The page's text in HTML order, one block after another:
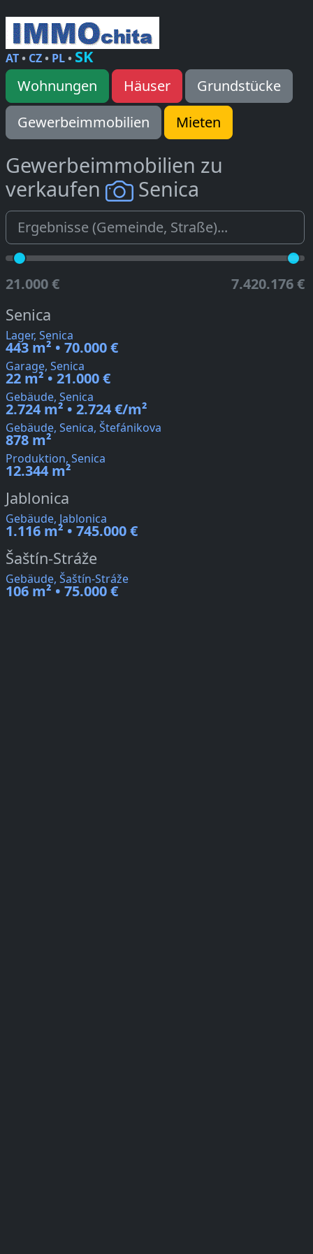
AT• CZ• PL• SK
Wohnungen Häuser
Grundstücke
Gewerbeimmobilien
Mieten
Gewerbeimmobilien zu
verkaufen
Senica
21.000 € 7.420.176 €
Senica
Lager, Senica
443 m² • 70.000 €
Garage, Senica
22 m² • 21.000 €
Gebäude, Senica
2.724 m² • 2.724 €/m²
Gebäude, Senica, Štefánikova
878 m²
Produktion, Senica
12.344 m²
Jablonica
Gebäude, Jablonica
1.116 m² • 745.000 €
Šaštín-Stráže
Gebäude, Šaštín-Stráže
106 m² • 75.000 €